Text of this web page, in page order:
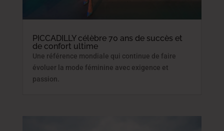
PICCADILLY célèbre 70 ans de succès et
de confort ultime
Une référence mondiale qui continue de faire
évoluer la mode féminine avec exigence et
passion.